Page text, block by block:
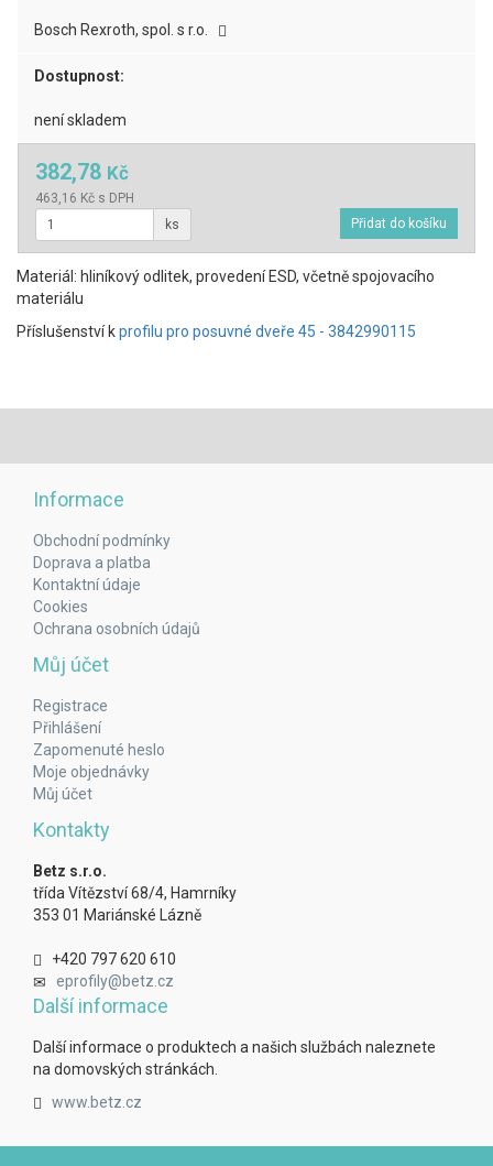
Bosch Rexroth, spol. s r.o.
Dostupnost:
není skladem
382,78 Kč
463,16 Kč s DPH
ks
Materiál: hliníkový odlitek, provedení ESD, včetně spojovacího
materiálu
Příslušenství kprofilu pro posuvné dveře 45 - 3842990115
Informace
Obchodní podmínky
Doprava a platba
Kontaktní údaje
Cookies
Ochrana osobních údajů
Můj účet
Registrace
Přihlášení
Zapomenuté heslo
Moje objednávky
Můj účet
Kontakty
Betz s.r.o.
třída Vítězství 68/4, Hamrníky
353 01 Mariánské Lázně
+420 797 620 610
eprofily@betz.cz
Další informace
Další informace o produktech a našich službách naleznete
na domovských stránkách.
www.betz.cz